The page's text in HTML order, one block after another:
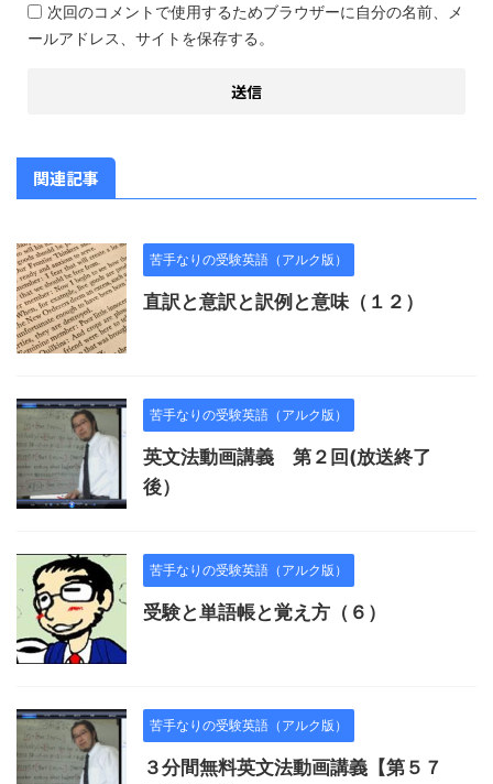
次回のコメントで使用するためブラウザーに自分の名前、メ
ールアドレス、サイトを保存する。
関連記事
苦手なりの受験英語（アルク版）
直訳と意訳と訳例と意味（１２）
苦手なりの受験英語（アルク版）
英文法動画講義 第２回(放送終了
後）
苦手なりの受験英語（アルク版）
受験と単語帳と覚え方（６）
苦手なりの受験英語（アルク版）
３分間無料英文法動画講義【第５７